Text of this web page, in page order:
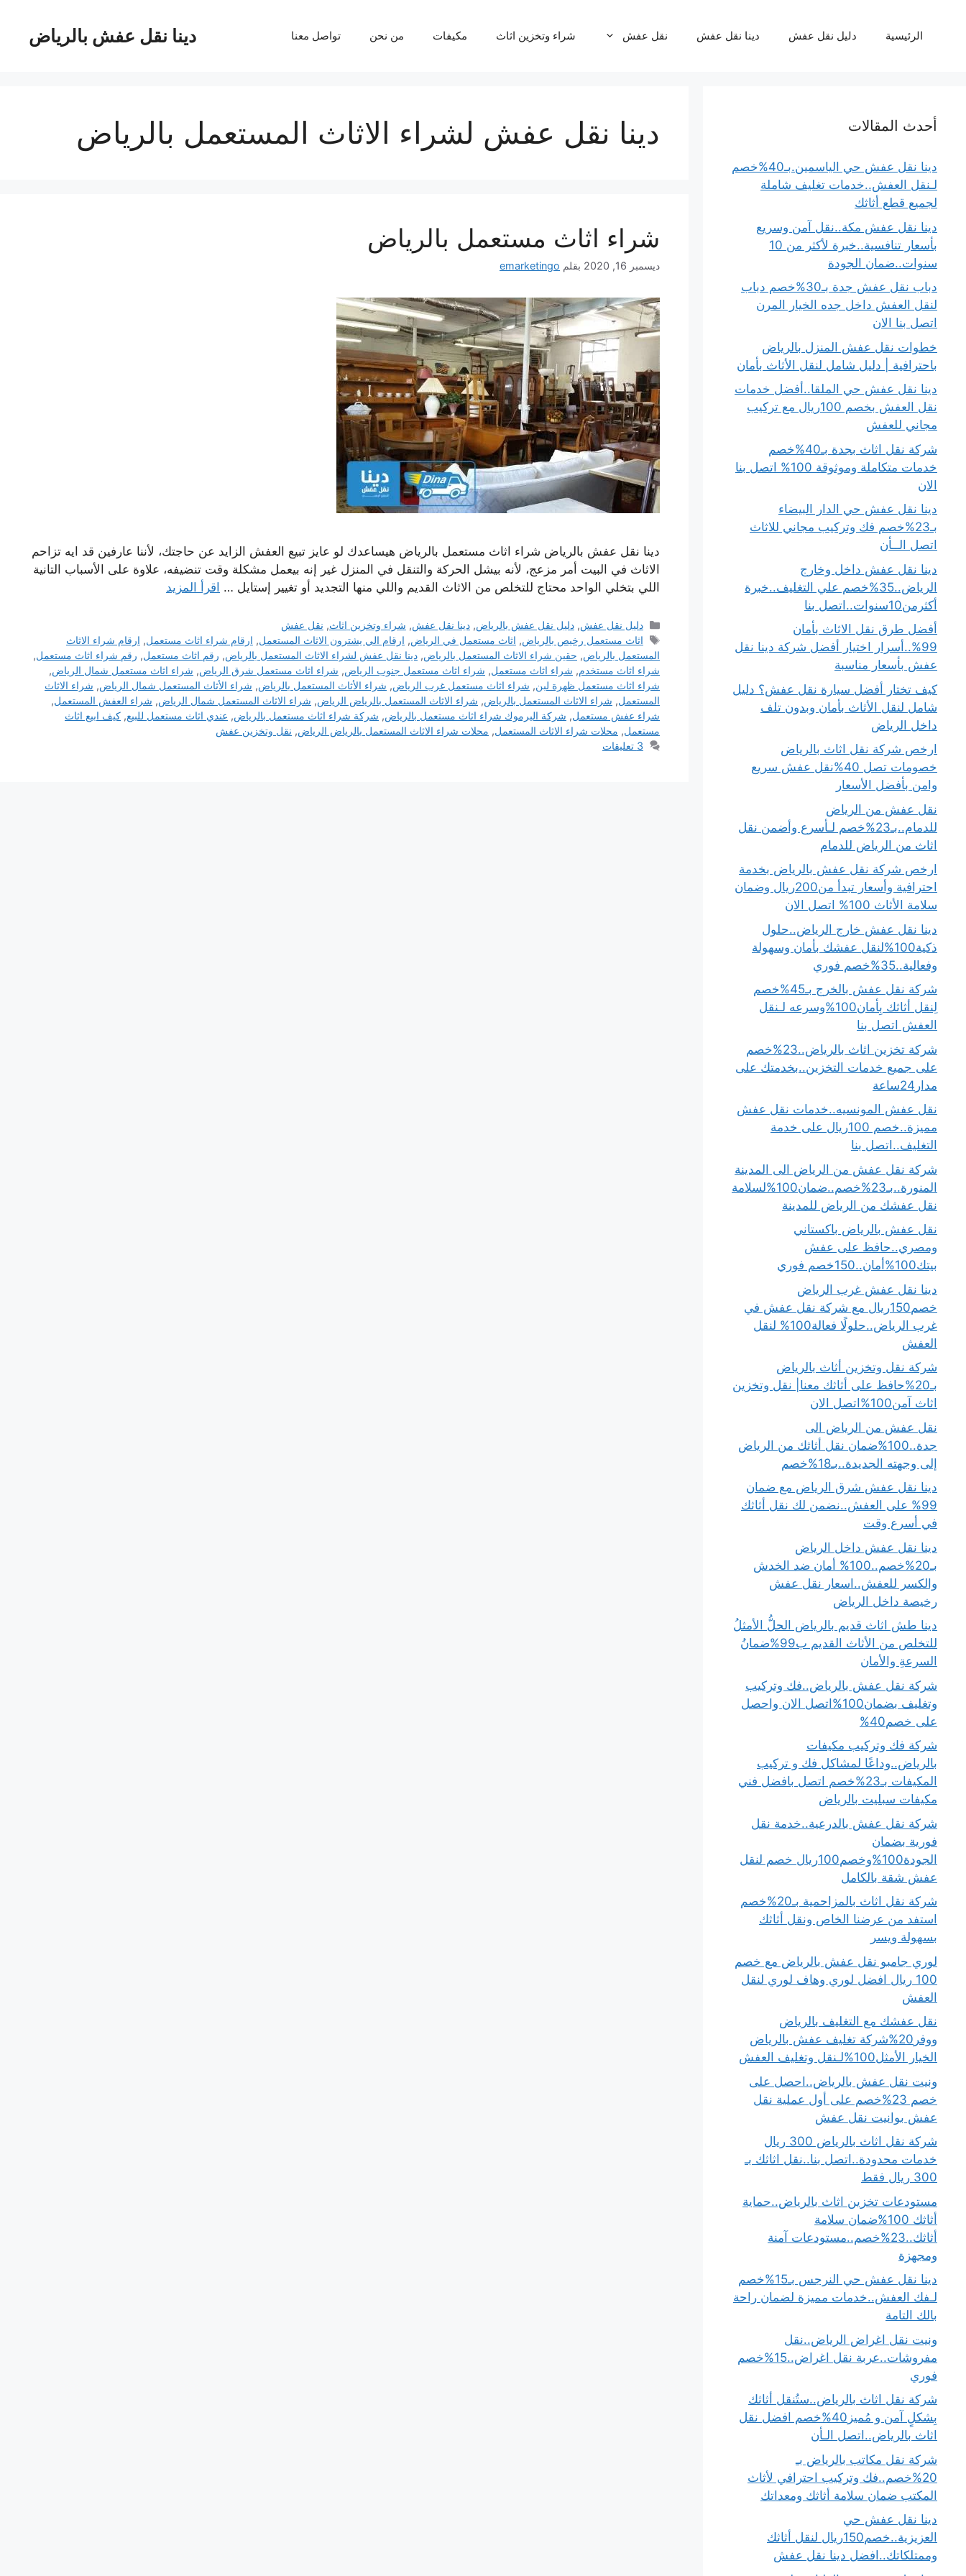
دينا نقل عفش بالرياض الرئيسية دليل نقل عفش دينا نقل عفش نقل عفش شراء وتخزين اثاث مكيفات من نحن تواصل معنا
دينا نقل عفش لشراء الاثاث المستعمل بالرياض
شراء اثاث مستعمل بالرياض
ديسمبر 16, 2020 بقلم emarketingo
دينا نقل عفش بالرياض شراء اثاث مستعمل بالرياض هيساعدك لو عايز تبيع العفش الزايد عن حاجتك، لأننا عارفين قد ايه تزاحم
الاثاث في البيت أمر مزعج، لأنه بيشل الحركة والتنقل في المنزل غير إنه بيعمل مشكلة وقت تنضيفه، علاوة على الأسباب التانية
اللي بتخلي الواحد محتاج للتخلص من الاثاث القديم واللي منها التجديد أو تغيير إستايل … اقرأ المزيد
التصنيفات
دليل نقل عفش,دليل نقل عفش بالرياض,دينا نقل عفش, شراء وتخزين اثاث, نقل عفش
الوسوم
اثاث مستعمل رخيص بالرياض, اثاث مستعمل في الرياض, ارقام الي يشترون الاثاث المستعمل, ارقام شراء اثاث مستعمل, ارقام شراء الاثاث
المستعمل بالرياض, حقين شراء الاثاث المستعمل بالرياض, دينا نقل عفش لشراء الاثاث المستعمل بالرياض, رقم اثاث مستعمل, رقم شراء اثاث مستعمل,
شراء اثاث مستخدم, شراء اثاث مستعمل, شراء اثاث مستعمل جنوب الرياض, شراء اثاث مستعمل شرق الرياض, شراء اثاث مستعمل شمال الرياض,
شراء اثاث مستعمل ظهرة لبن, شراء اثاث مستعمل غرب الرياض, شراء الأثاث المستعمل بالرياض, شراء الأثاث المستعمل شمال الرياض, شراء الاثاث
المستعمل, شراء الاثاث المستعمل بالرياض, شراء الاثاث المستعمل بالرياض الرياض, شراء الاثاث المستعمل شمال الرياض, شراء العفش المستعمل,
شراء عفش مستعمل, شركة اليرموك شراء اثاث مستعمل بالرياض, شركة شراء اثاث مستعمل بالرياض, عندي اثاث مستعمل للبيع, كيف ابيع اثاث
مستعمل, محلات شراء الاثاث المستعمل, محلات شراء الاثاث المستعمل بالرياض الرياض, نقل وتخزين عفش
3 تعليقات
أحدث المقالات
دينا نقل عفش حي الياسمين.بـ40%خصم
لـنقل العفش..خدمات تغليف شاملة
لجميع قطع أثاثك
دينا نقل عفش مكة..نقل آمن وسريع
بأسعار تنافسية..خبرة لأكثر من 10
سنوات..ضمان الجودة
دباب نقل عفش جدة بـ30%خصم دباب
لنقل العفش داخل جده الخيار المرن
اتصل بنا الان
خطوات نقل عفش المنزل بالرياض
باحترافية | دليل شامل لنقل الأثاث بأمان
دينا نقل عفش حي الملقا..أفضل خدمات
نقل العفش بخصم 100ريال مع تركيب
مجاني للعفش
شركة نقل اثاث بجدة بـ40%خصم
خدمات متكاملة وموثوقة 100% اتصل بنا
الان
دينا نقل عفش حي الدار البيضاء
بـ23%خصم فك وتركيب مجاني للاثاث
اتصل الــأن
دينا نقل عفش داخل وخارج
الرياض..35%خصم علي التغليف..خبرة
أكثرمن10سنوات..اتصل بنا
أفضل طرق نقل الاثاث بأمان
99%..أسرار اختيار أفضل شركة دينا نقل
عفش بأسعار مناسبة
كيف تختار أفضل سيارة نقل عفش؟ دليل
شامل لنقل الأثاث بأمان وبدون تلف
داخل الرياض
ارخص شركة نقل اثاث بالرياض
خصومات تصل 40%نقل عفش سريع
وامن بأفضل الأسعار
نقل عفش من الرياض
للدمام..بـ23%خصم لـأسرع وأضمن نقل
اثاث من الرياض للدمام
ارخص شركة نقل عفش بالرياض بخدمة
احترافية وأسعار تبدأ من200ريال وضمان
سلامة الأثاث 100% اتصل الان
دينا نقل عفش خارج الرياض..حلول
ذكية100%لنقل عفشك بأمان وسهولة
وفعالية..35%خصم فوري
شركة نقل عفش بالخرج بـ45%خصم
لِنقل أثاثك بِأمان100%وسرعه لـنقل
العفش اتصل بنا
شركة تخزين اثاث بالرياض..23%خصم
على جميع خدمات التخزين..بخدمتك على
مدار24ساعة
نقل عفش المونسيه..خدمات نقل عفش
مميزة..خصم 100ريال على خدمة
التغليف..اتصل بنا
شركة نقل عفش من الرياض الى المدينة
المنورة..بـ23%خصم..ضمان100%لسلامة
نقل عفشك من الرياض للمدينة
نقل عفش بالرياض باكستاني
ومصري..حافظ على عفش
بيتك100%أمان..150خصم فوري
دينا نقل عفش غرب الرياض
خصم150ريال مع شركة نقل عفش في
غرب الرياض..حلولًا فعالة100% لنقل
العفش
شركة نقل وتخزين أثاث بالرياض
بـ20%حافظ على أثاثك معنا| نقل وتخزين
اثاث آمن100%اتصل الان
نقل عفش من الرياض الى
جدة..100%ضمان نقل أثاثك من الرياض
إلى وجهته الجديدة..بـ18%خصم
دينا نقل عفش شرق الرياض مع ضمان
99% على العفش..نضمن لك نقل أثاثك
في أسرع وقت
دينا نقل عفش داخل الرياض
بـ20%خصم..100% أمان ضد الخدش
والكسر للعفش..اسعار نقل عفش
رخيصة داخل الرياض
دينا طش اثاث قديم بالرياض الحلُّ الأمثلُ
للتخلص من الأثاث القديم ب99%ضمانُ
السرعةِ والأمان
شركة نقل عفش بالرياض..فك وتركيب
وتغليف بضمان100%اتصل الان واحصل
على خصم40%
شركة فك وتركيب مكيفات
بالرياض..وداعًا لمشاكل فك و تركيب
المكيفات بـ23%خصم اتصل بافضل فني
مكيفات سبليت بالرياض
شركة نقل عفش بالدرعية..خدمة نقل
فورية بضمان
الجودة100%وخصم100ريال خصم لنقل
عفش شقة بالكامل
شركة نقل اثاث بالمزاحمية بـ20%خصم
استفد من عرضنا الخاص ونقل أثاثك
بسهولة ويسر
لوري جامبو نقل عفش بالرياض مع خصم
100 ريال افضل لوري وهاف لوري لنقل
العفش
نقل عفشك مع التغليف بالرياض
ووفر20%شركة تغليف عفش بالرياض
الخيار الأمثل100%لـنقل وتغليف العفش
ونيت نقل عفش بالرياض..احصل على
خصم 23%خصم على أول عملية نقل
عفش بوانيت نقل عفش
شركة نقل اثاث بالرياض 300 ريال
خدمات محدودة..اتصل بنا..نقل اثاثك بـ
300 ريال فقط
مستودعات تخزين اثاث بالرياض..حماية
أثاثك 100%ضمان سلامة
أثاثك..23%خصم..مستودعات آمنة
ومجهزة
دينا نقل عفش حي النرجس بـ15%خصم
لـفك العفش..خدمات مميزة لضمان راحة
بالك التامة
ونيت نقل اغراض الرياض..نقل
مفروشات..عربة نقل اغراض..15%خصم
فوري
شركة نقل اثاث بالرياض..ستُنقل أثاثك
بِشكلٍ آمن و مُميز40%خصم افضل نقل
اثاث بالرياض..اتصل الـأن
شركة نقل مكاتب بالرياض بـ
20%خصم..فك وتركيب احترافي لأثاث
المكتب ضمان سلامة أثاثك ومعداتك
دينا نقل عفش حي
العزيزية..خصم150ريال لنقل أثاثك
وممتلكاتك..افضل دينا نقل عفش